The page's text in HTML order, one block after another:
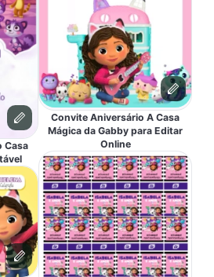
Casa
Convite Aniversário A Casa
Mágica da Gabby para Editar
Online